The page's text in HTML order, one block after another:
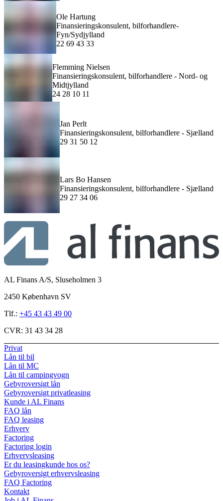
Ole Hartung
Finansieringskonsulent, bilforhandlere-
Fyn/Sydjylland
22 69 43 33
Flemming Nielsen
Finansieringskonsulent, bilforhandlere - Nord- og
Midtjylland
24 28 10 11
Jan Perlt
Finansieringskonsulent, bilforhandlere - Sjælland
29 31 50 12
Lars Bo Hansen
Finansieringskonsulent, bilforhandlere - Sjælland
29 27 34 06
AL Finans A/S, Sluseholmen 3
2450 København SV
Tlf.: +45 43 43 49 00
CVR: 31 43 34 28
Privat
Lån til bil
Lån til MC
Lån til campingvogn
Gebyroversigt lån
Gebyroversigt privatleasing
Kunde i AL Finans
FAQ lån
FAQ leasing
Erhverv
Factoring
Factoring login
Erhvervsleasing
Er du leasingkunde hos os?
Gebyroversigt erhvervsleasing
FAQ Factoring
Kontakt